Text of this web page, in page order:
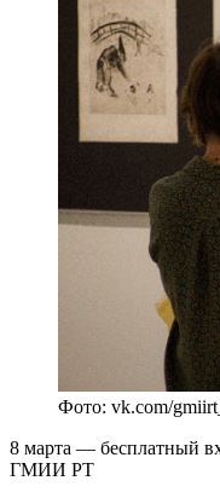
Фото: vk.com/
8 марта — бесплатный
ГМИИ РТ